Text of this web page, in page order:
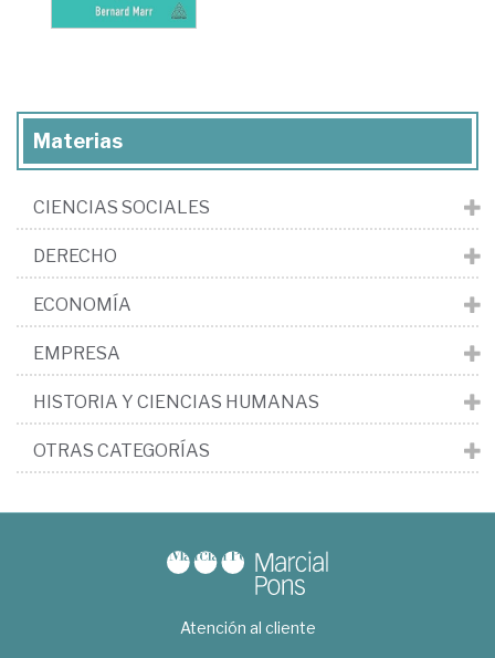
Materias
CIENCIAS SOCIALES
DERECHO
ECONOMÍA
EMPRESA
HISTORIA Y CIENCIAS HUMANAS
OTRAS CATEGORÍAS
Atención al cliente